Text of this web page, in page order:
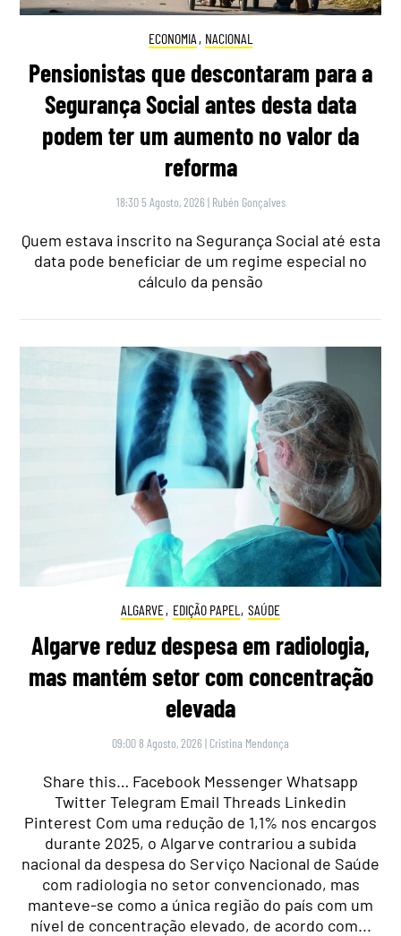
ECONOMIA , NACIONAL
Pensionistas que descontaram para a
Segurança Social antes desta data
podem ter um aumento no valor da
reforma
18:30 5 Agosto, 2026 | Rubén Gonçalves
Quem estava inscrito na Segurança Social até esta
data pode beneficiar de um regime especial no
cálculo da pensão
ALGARVE, EDIÇÃO PAPEL , SAÚDE
Algarve reduz despesa em radiologia,
mas mantém setor com concentração
elevada
09:00 8 Agosto, 2026 | Cristina Mendonça
Share this… Facebook Messenger Whatsapp
Twitter Telegram Email Threads Linkedin
Pinterest Com uma redução de 1,1% nos encargos
durante 2025, o Algarve contrariou a subida
nacional da despesa do Serviço Nacional de Saúde
com radiologia no setor convencionado, mas
manteve-se como a única região do país com um
nível de concentração elevado, de acordo com...